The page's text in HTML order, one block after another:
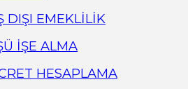
DIŞI EMEKLİLİK
İŞE ALMA
HESAPLAMA